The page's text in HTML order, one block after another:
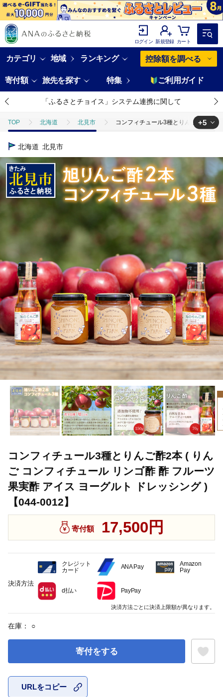
ログイン 新規登録 カート
カテゴリ 地域 ランキング 控除額を調べる
寄付額 旅先を探す 特集 ご利用ガイド
「ふるさとチョイス」システム連携に関して
TOP 北海道 北見市 コンフィチュール3種とりんご酢2本 (
TOP
TOP りんご コンフィチュール3種とりんご酢2
TOP 加工食品 コンフィチュール3種とりんご酢2本 ( りんご コン
TOP 加工食品 調味料 酢 コンフィチュール3種とり
+5
北海道 北見市
コンフィチュール3種とりんご酢2本 ( りん
ご コンフィチュール リンゴ酢 酢 フルーツ
果実酢 アイス ヨーグルト ドレッシング )
【044-0012】
寄付額 17,500円
在庫： ○
寄付をする
URLをコピー
決済方法
クレジット
カード
ANA Pay
Amazon
Pay
d払い PayPay
決済方法ごとに決済上限額が異なります。